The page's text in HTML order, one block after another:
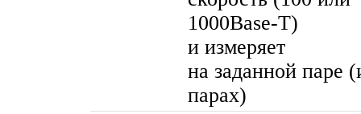
1000Base-T)
и измеряет
на заданной паре
парах)